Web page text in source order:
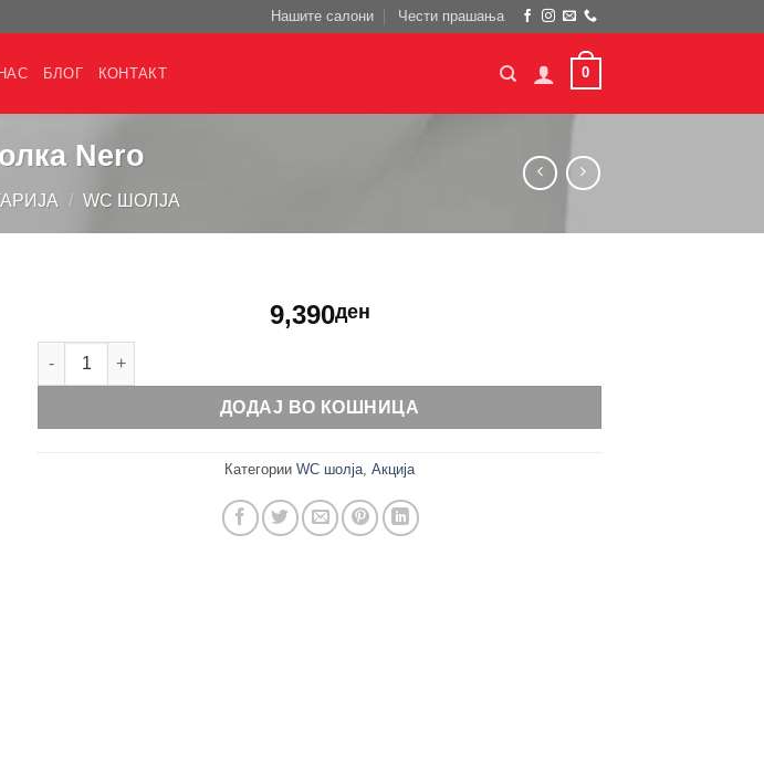
Нашите салони Чести прашања
БЛОГ КОНТАКТ 0
Nero
/ WC ШОЛЈА
9,390ден
WC школка Nero количина
ДОДАЈ ВО КОШНИЦА
Категории WC шолја Акција